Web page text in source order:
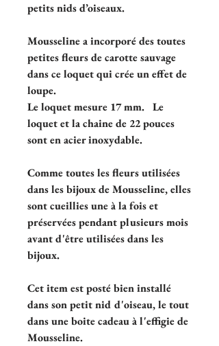
petits nids d’oiseaux.
Mousseline a incorporé des toutes
petites fleurs de carotte sauvage
dans ce loquet qui crée un effet de
loupe.
Le loquet mesure 17 mm. Le
loquet et la chaine de 22 pouces
sont en acier inoxydable.
Comme toutes les fleurs utilisées
dans les bijoux de Mousseline, elles
sont cueillies une à la fois et
préservées pendant plusieurs mois
avant d'être utilisées dans les
bijoux.
Cet item est posté bien installé
dans son petit nid d'oiseau, le tout
dans une boite cadeau à l'effigie de
Mousseline.